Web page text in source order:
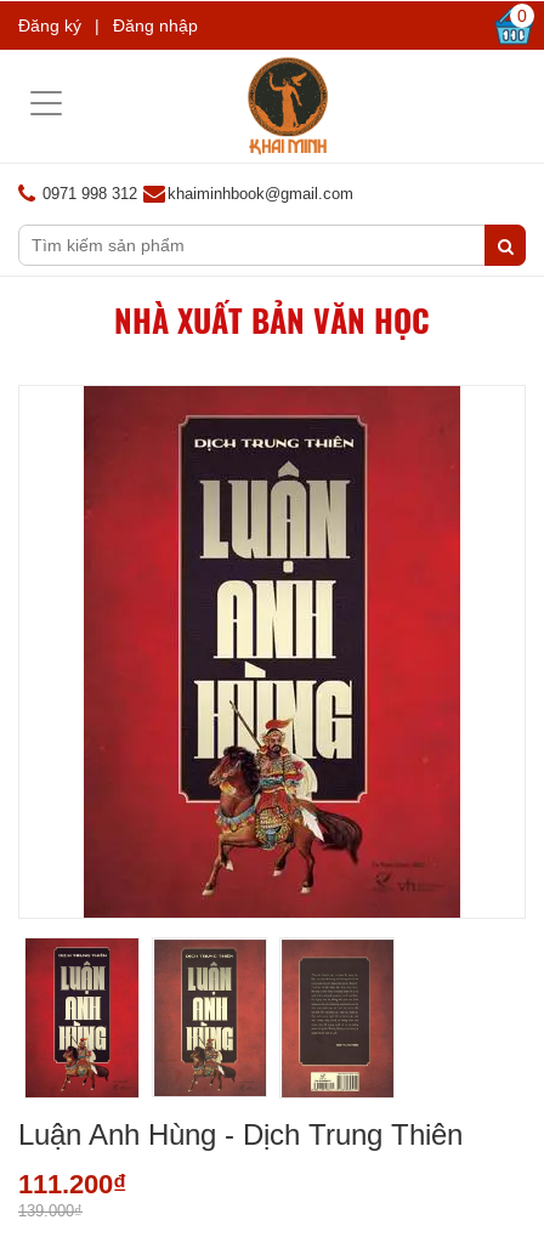
Đăng ký | Đăng nhập 0
Toggle
0971 998 312 khaiminhbook@gmail.com
NHÀ XUẤT BẢN VĂN HỌC
Luận Anh Hùng - Dịch Trung Thiên
111.200₫
139.000₫